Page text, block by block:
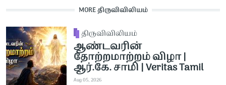
MORE திருவிவிலியம்
திருவிவிலியம்
ஆண்டவரின்
தோற்றமாற்றம் விழா |
ஆர்.கே. சாமி | Veritas Tamil
Aug 05, 2026